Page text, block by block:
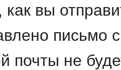
как вы
почты не